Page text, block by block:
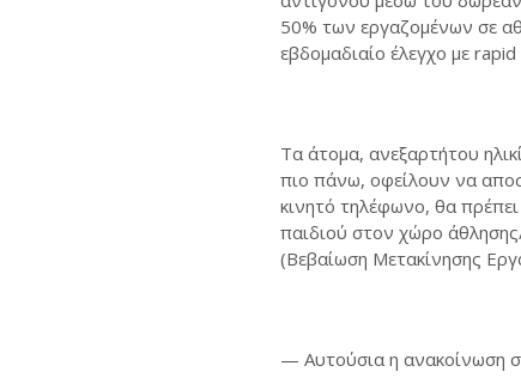
50% των εργαζομένων σε
εβδομαδιαίο έλεγχο με
Τα άτομα, ανεξαρτήτου
πιο πάνω, οφείλουν να
κινητό τηλέφωνο, θα
παιδιού στον χώρο
(Βεβαίωση Μετακίνησης
— Αυτούσια η ανακοίνωση